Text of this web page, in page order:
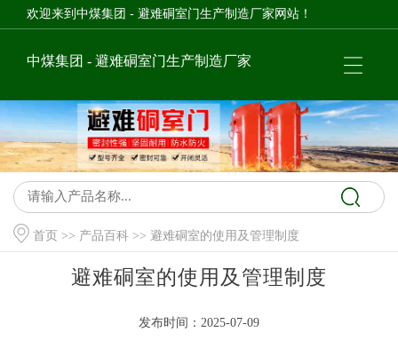
欢迎来到中煤集团 - 避难硐室门生产制造厂家网站！
中煤集团 - 避难硐室门生产制造厂家
首页 >> 产品百科 >> 避难硐室的使用及管理制度
避难硐室的使用及管理制度
发布时间：2025-07-09